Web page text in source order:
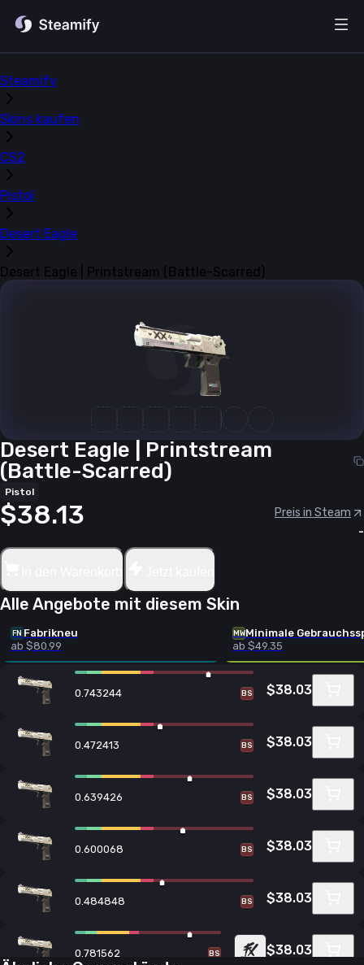
Steamify
Skins kaufen
CS2
Pistol
Desert Eagle
Desert Eagle | Printstream (Battle-Scarred)
Desert Eagle | Printstream
(Battle-Scarred)
Pistol
$38.13
Preis in Steam
-
Alle Angebote mit diesem Skin
FN Fabrikneu
ab $80.99
MWMinimale
ab $49.35
0.743244 BS $38.03
0.472413 BS $38.03
0.639426 BS $38.03
0.600068 BS $38.03
0.484848 BS $38.03
0.781562 BS $38.03